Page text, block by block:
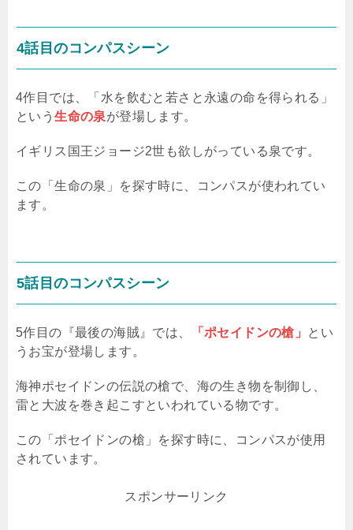
4話目のコンパスシーン
4作目では、「水を飲むと若さと永遠の命を得られる」
という生命の泉が登場します。
イギリス国王ジョージ2世も欲しがっている泉です。
この「生命の泉」を探す時に、コンパスが使われてい
ます。
5話目のコンパスシーン
5作目の『最後の海賊』では、 「ポセイドンの槍」
とい
うお宝が登場します。
海神ポセイドンの伝説の槍で、海の生き物を制御し、
雷と大波を巻き起こすといわれている物です。
この「ポセイドンの槍」を探す時に、コンパスが使用
されています。
スポンサーリンク